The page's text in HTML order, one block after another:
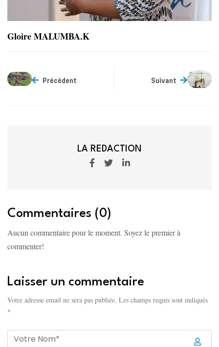
Gloire MALUMBA.K
Précédent Suivant
LA REDACTION
Commentaires (0)
Aucun commentaire pour le moment. Soyez le premier à
commenter!
Laisser un commentaire
Votre adresse email ne sera pas publiée. Les champs requis sont indiqués
*